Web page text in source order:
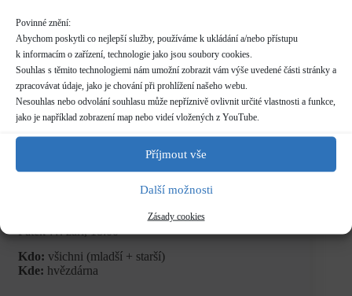
Povinné znění:
Abychom poskytli co nejlepší služby, používáme k ukládání a/nebo přístupu
k informacím o zařízení, technologie jako jsou soubory cookies.
Souhlas s těmito technologiemi nám umožní zobrazit vám výše uvedené části stránky a
zpracovávat údaje, jako je chování při prohlížení našeho webu.
Nesouhlas nebo odvolání souhlasu může nepříznivě ovlivnit určité vlastnosti a funkce,
jako je například zobrazení map nebo videí vložených z YouTube.
Příjmout vše
Další možnosti
Zásady cookies
Kdo:všichni (mladší + starší)
Kde:hvězdárna
Poznámky:
Zahajovací schůzka Astronomického kroužku.
Prosíme, aby s mladšími dětmi přišli i rodiče - na
úvodní schůzce si budeme povídat o tom, jak kroužek
probíhá a co je potřeba.
Délka přibližně 20 minut.
Pátek ??. září, 18:00
Kdo: všichni (mladší + starší)
Kde: hvězdárna